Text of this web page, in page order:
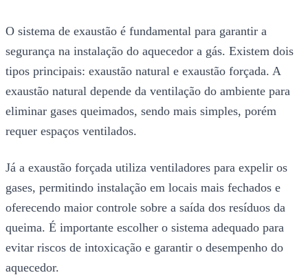
O sistema de exaustão é fundamental para garantir a
segurança na instalação do aquecedor a gás. Existem dois
tipos principais: exaustão natural e exaustão forçada. A
exaustão natural depende da ventilação do ambiente para
eliminar gases queimados, sendo mais simples, porém
requer espaços ventilados.
Já a exaustão forçada utiliza ventiladores para expelir os
gases, permitindo instalação em locais mais fechados e
oferecendo maior controle sobre a saída dos resíduos da
queima. É importante escolher o sistema adequado para
evitar riscos de intoxicação e garantir o desempenho do
aquecedor.